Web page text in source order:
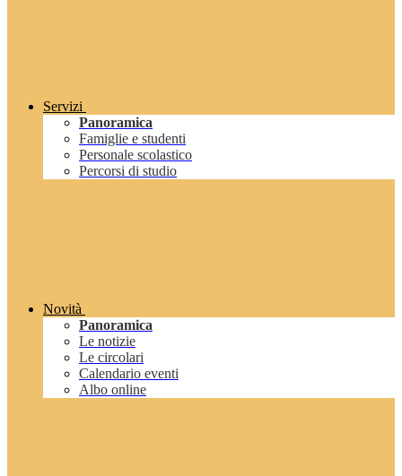
Servizi
Panoramica
Famiglie e studenti
Personale scolastico
Percorsi di studio
Novità
Panoramica
Le notizie
Le circolari
Calendario eventi
Albo online